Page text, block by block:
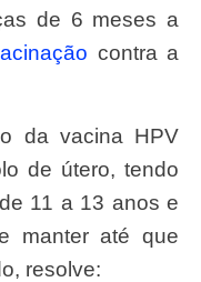
de 6 meses a
contra a
de útero, tendo
11 a 13 anos e
manter até que
resolve: